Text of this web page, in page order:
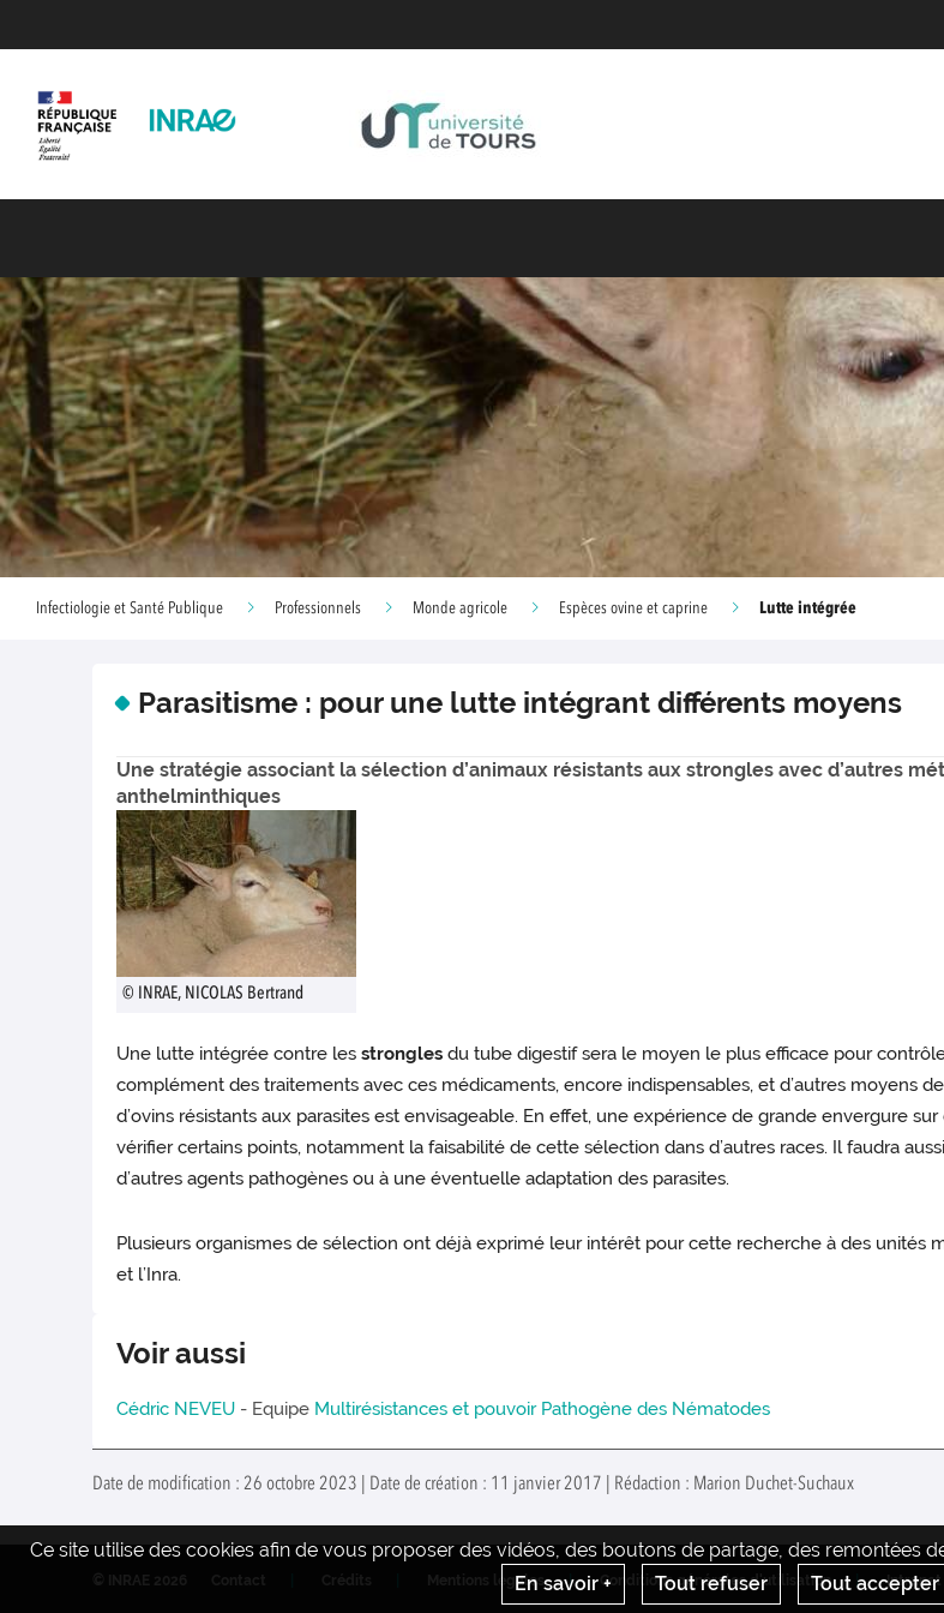
Infectiologie et Santé Publique Professionnels Monde agricole Espèces ovine et caprine Lutte intégrée
Parasitisme : pour une lutte intégrant différents moyens
Une stratégie associant la sélection d’animaux résistants aux strongles avec d’autres
anthelminthiques
© INRAE, NICOLAS Bertrand
Une lutte intégrée contre les strongles du tube digestif sera le moyen le plus efficace pour
complément des traitements avec ces médicaments, encore indispensables, et d’autres moyens
d’ovins résistants aux parasites est envisageable. En effet, une expérience de grande envergure
vérifier certains points, notamment la faisabilité de cette sélection dans d’autres races. Il faudra
d’autres agents pathogènes ou à une éventuelle adaptation des parasites.
Plusieurs organismes de sélection ont déjà exprimé leur intérêt pour cette recherche à des unités
et l’Inra.
Voir aussi
Cédric NEVEU - Equipe Multirésistances et pouvoir Pathogène des Nématodes
Date de modification : 26 octobre 2023 | Date de création : 11 janvier 2017 | Rédaction : Marion Duchet-Suchaux
Ce site utilise des cookies afin de vous proposer des vidéos, des boutons de partage, des remontées
En savoir +
Tout refuser Tout accepter
Mentions legales Conditions générales d'utilisation Intranet